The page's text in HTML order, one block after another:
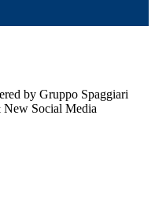
by Gruppo Spaggiari
Social Media